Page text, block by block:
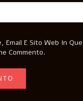
Email E Sito Web In
Commento.